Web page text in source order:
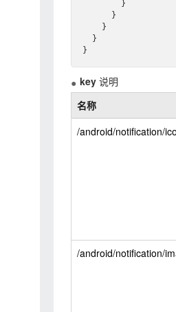
key 说明
名称
/android/notification/
/android/notification/